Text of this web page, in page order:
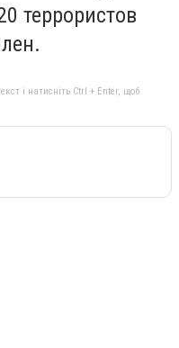
террористов
і натисніть Ctrl + Enter, щоб